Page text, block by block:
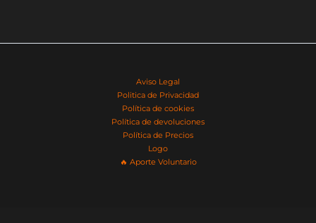
Aviso Legal
Politica de Privacidad
Política de cookies
Política de devoluciones
Política de Precios
Logo
🔥​ Aporte Voluntario